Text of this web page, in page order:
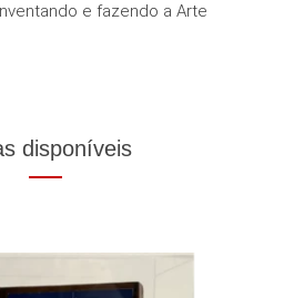
e fazendo a Arte
disponíveis